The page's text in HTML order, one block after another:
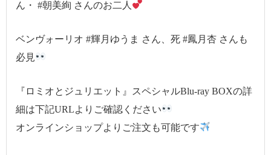
ん・ #朝美絢 さんのお二人
ベンヴォーリオ #輝月ゆうま さん、死 #鳳月杏 さんも
必見
『ロミオとジュリエット』スペシャルBlu-ray BOXの詳
細は下記URLよりご確認ください
オンラインショップよりご注文も可能です